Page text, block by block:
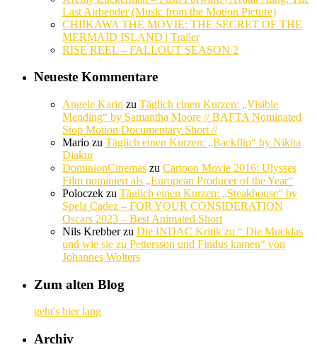
Last Airbender (Music from the Motion Picture)
CHIIKAWA THE MOVIE: THE SECRET OF THE
MERMAID ISLAND | Trailer
RISE REEL – FALLOUT SEASON 2
Neueste Kommentare
Angele Karin zu Täglich einen Kurzen: „Visible
Mending“ by Samantha Moore // BAFTA Nominated
Stop Motion Documentary Short //
Mario zu Täglich einen Kurzen: „Backflip“ by Nikita
Diakur
DominionCinemas zu Cartoon Movie 2016: Ulysses
Film nominiert als „European Producer of the Year“
Poloczek zu Täglich einen Kurzen: „Steakhouse“ by
Spela Cadez – FOR YOUR CONSIDERATION
Oscars 2023 – Best Animated Short
Nils Krebberzu Die INDAC Kritik zu “ Die Mucklas
und wie sie zu Pettersson und Findus kamen“ von
Johannes Wolters
Zum alten Blog
geht's hier lang
Archiv